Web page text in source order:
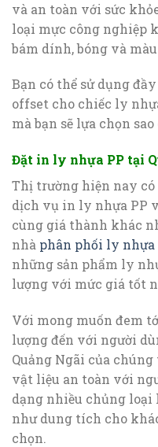
và an toàn với sức
loại mực công nghiệp
bám dính, bóng và
Bạn có thể sử dụng
offset cho chiếc ly
mà bạn sẽ lựa chọn
Đặt in ly nhựa PP tại
Thị trường hiện nay
dịch vụ in ly nhựa PP
cùng giá thành khác
nhà phân phối ly nhựa
những sản phẩm ly
lượng với mức giá tốt
Với mong muốn đem
lượng đến với người
Quảng Ngãi của
vật liệu an toàn với
dạng nhiều chủng loại
như dung tích cho
chọn.